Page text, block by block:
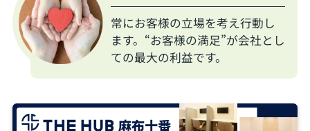
常にお客様の立場を考え行動し
ます。“お客様の満足”が会社とし
ての最大の利益です。